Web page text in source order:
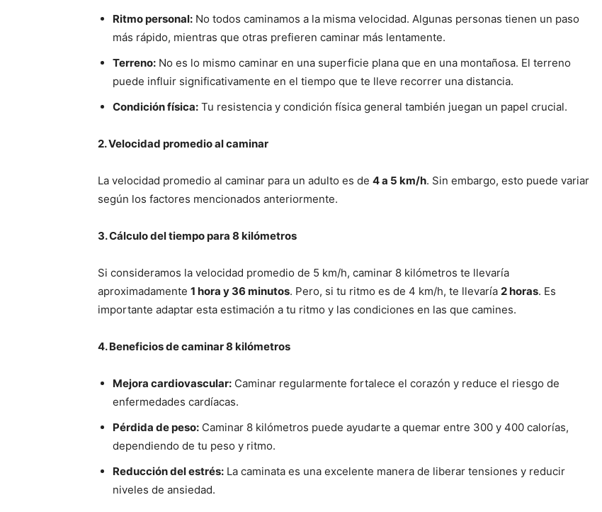
Ritmo personal: No todos caminamos a la misma velocidad. Algunas personas tienen un paso
más rápido, mientras que otras prefieren caminar más lentamente.
Terreno: No es lo mismo caminar en una superficie plana que en una montañosa. El terreno
puede influir significativamente en el tiempo que te lleve recorrer una distancia.
Condición física: Tu resistencia y condición física general también juegan un papel crucial.
2. Velocidad promedio al caminar
La velocidad promedio al caminar para un adulto es de 4 a 5 km/h. Sin embargo, esto puede variar
según los factores mencionados anteriormente.
3. Cálculo del tiempo para 8 kilómetros
Si consideramos la velocidad promedio de 5 km/h, caminar 8 kilómetros te llevaría
aproximadamente 1 hora y 36 minutos. Pero, si tu ritmo es de 4 km/h, te llevaría 2 horas. Es
importante adaptar esta estimación a tu ritmo y las condiciones en las que camines.
4. Beneficios de caminar 8 kilómetros
Mejora cardiovascular: Caminar regularmente fortalece el corazón y reduce el riesgo de
enfermedades cardíacas.
Pérdida de peso: Caminar 8 kilómetros puede ayudarte a quemar entre 300 y 400 calorías,
dependiendo de tu peso y ritmo.
Reducción del estrés: La caminata es una excelente manera de liberar tensiones y reducir
niveles de ansiedad.